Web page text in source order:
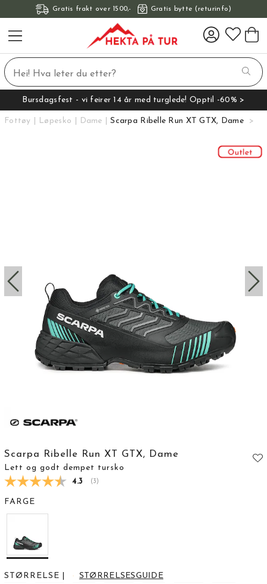
Gratis frakt over 1500,- Gratis bytte (returinfo)
Bursdagsfest - vi feirer 14 år med turglede! Opptil -60% >
Fottøy Løpesko Dame Scarpa Ribelle Run XT GTX, Dame
Scarpa Ribelle Run XT GTX, Dame
Lett og godt dempet tursko
Gjennomsnittskarakter:
4.3 (stemmer:
3)
FARGE
STØRRELSE STØRRELSESGUIDE